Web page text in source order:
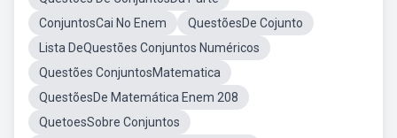
ConjuntosCai No Enem
QuestõesDe Cojunto
Lista DeQuestões Conjuntos Numéricos
Questões ConjuntosMatematica
QuestõesDe Matemática Enem 208
QuetoesSobre Conjuntos